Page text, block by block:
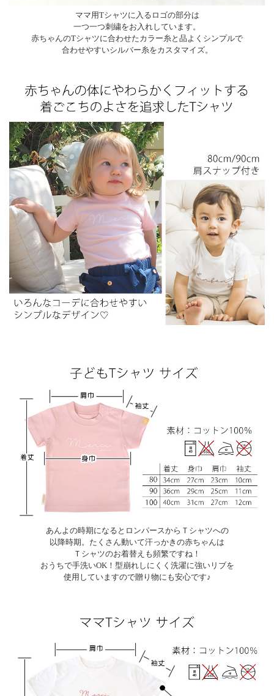
ママ用Tシャツに入るロゴの部分は
一つ一つ刺繍をお入れしています。
赤ちゃんのTシャツに合わせたカラー糸と品よくシンプルで
合わせやすいシルバー糸をカスタマイズ。
あんよの時期になるとロンパースからＴシャツへの
以降時期。たくさん動いて汗っかきの赤ちゃんは
Ｔシャツのお着替えも頻繁ですね！
おうちで手洗いOK！型崩れしにくく洗濯に強いリブを
使用していますので贈り物にも安心です♪